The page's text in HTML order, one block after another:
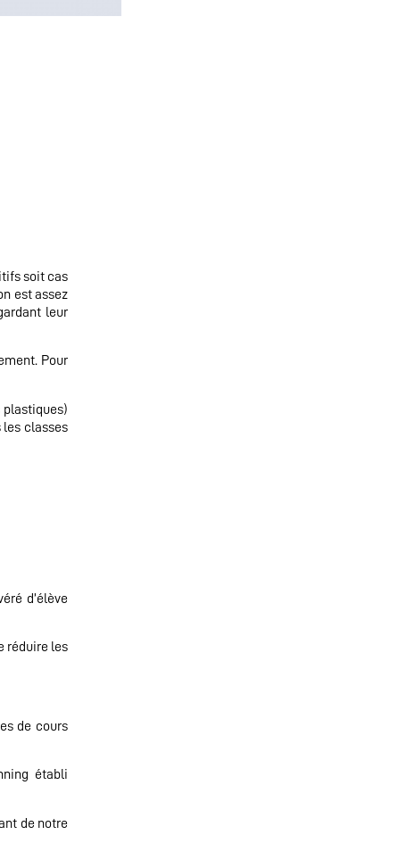
soit cas
est assez
leur
Pour
plastiques)
classes
d’élève
réduire les
de cours
établi
de notre